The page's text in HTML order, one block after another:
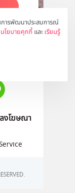
ารพัฒนาประสบการณ์
นโยบายคุกกี้ และ เรียนรู้
งโฆษณา